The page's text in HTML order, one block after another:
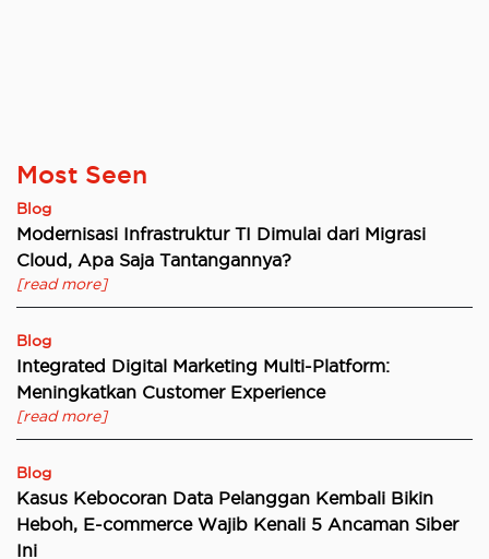
Most Seen
Blog
Modernisasi Infrastruktur TI Dimulai dari Migrasi
Cloud, Apa Saja Tantangannya?
[read more]
Blog
Integrated Digital Marketing Multi-Platform:
Meningkatkan Customer Experience
[read more]
Blog
Kasus Kebocoran Data Pelanggan Kembali Bikin
Heboh, E-commerce Wajib Kenali 5 Ancaman Siber
Ini